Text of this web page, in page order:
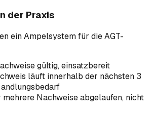
der Praxis
ein Ampelsystem für die AGT-
gültig, einsatzbereit
läuft innerhalb der nächsten 3
mehrere Nachweise abgelaufen, nicht